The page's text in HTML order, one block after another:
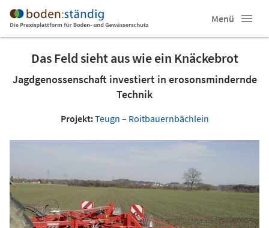
Menü
Das Feld sieht aus wie ein Knäckebrot
Jagdgenossenschaft investiert in erosonsmindernde
Technik
Projekt:Teugn – Roitbauernbächlein